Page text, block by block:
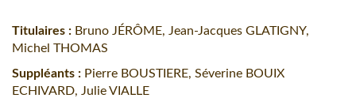
Titulaires : Bruno JÉRÔME, Jean-Jacques GLATIGNY,
Michel THOMAS
Suppléants : Pierre BOUSTIERE, Séverine BOUIX
ECHIVARD, Julie VIALLE